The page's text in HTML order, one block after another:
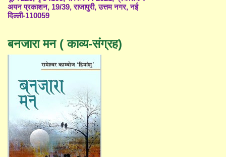
अयन प्रकाशन, 19/39, राजापुरी, उत्तम नगर, नई
दिल्ली-110059
बनजारा मन ( काव्य-संग्रह)